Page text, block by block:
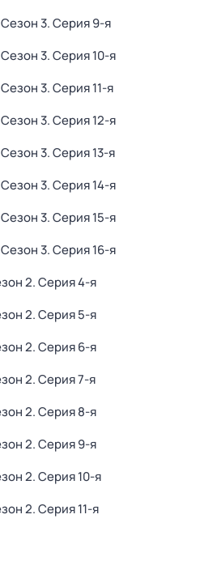
3. Серия 9-я
3. Серия 10-я
3. Серия 11-я
3. Серия 12-я
3. Серия 13-я
3. Серия 14-я
3. Серия 15-я
3. Серия 16-я
2. Серия 4-я
2. Серия 5-я
2. Серия 6-я
2. Серия 7-я
2. Серия 8-я
2. Серия 9-я
2. Серия 10-я
2. Серия 11-я